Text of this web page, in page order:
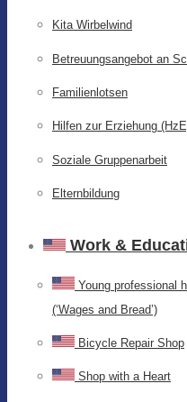
Kita Wirbelwind
Betreuungsangebot an
Familienlotsen
Hilfen zur Erziehung
Soziale Gruppenarbeit
Elternbildung
Work &
Young professional
(‘Wages and Bread’)
Bicycle Repair Shop
Shop with a Heart